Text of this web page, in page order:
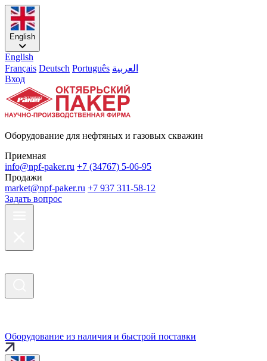
English
English
Français Deutsch Português العربية
Вход
Оборудование для нефтяных и газовых скважин
Приемная
info@npf-paker.ru +7 (34767) 5-06-95
Продажи
market@npf-paker.ru +7 937 311-58-12
Задать вопрос
Оборудование из наличия и быстрой поставки